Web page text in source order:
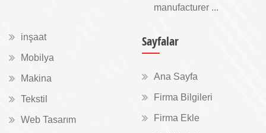
manufacturer ...
inşaat
Mobilya
Makina
Tekstil
Web Tasarım
Sayfalar
Ana Sayfa
Firma Bilgileri
Firma Ekle